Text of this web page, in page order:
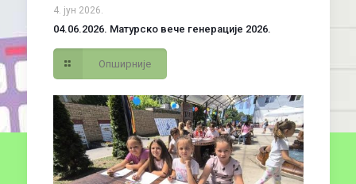
4. јун 2026.
04.06.2026. Матурско вече генерације 2026.
Опширније